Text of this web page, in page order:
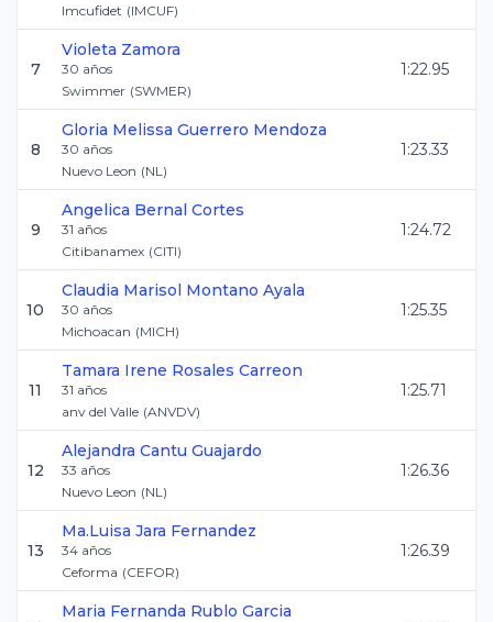
Imcufidet (IMCUF)
7
Violeta Zamora
30 años
Swimmer (SWMER)
1:22.95
8
Gloria Melissa Guerrero Mendoza
30 años
Nuevo Leon (NL)
1:23.33
9
Angelica Bernal Cortes
31 años
Citibanamex (CITI)
1:24.72
10
Claudia Marisol Montano Ayala
30 años
Michoacan (MICH)
1:25.35
11
Tamara Irene Rosales Carreon
31 años
anv del Valle (ANVDV)
1:25.71
12
Alejandra Cantu Guajardo
33 años
Nuevo Leon (NL)
1:26.36
13
Ma.Luisa Jara Fernandez
34 años
Ceforma (CEFOR)
1:26.39
Maria Fernanda Rublo Garcia